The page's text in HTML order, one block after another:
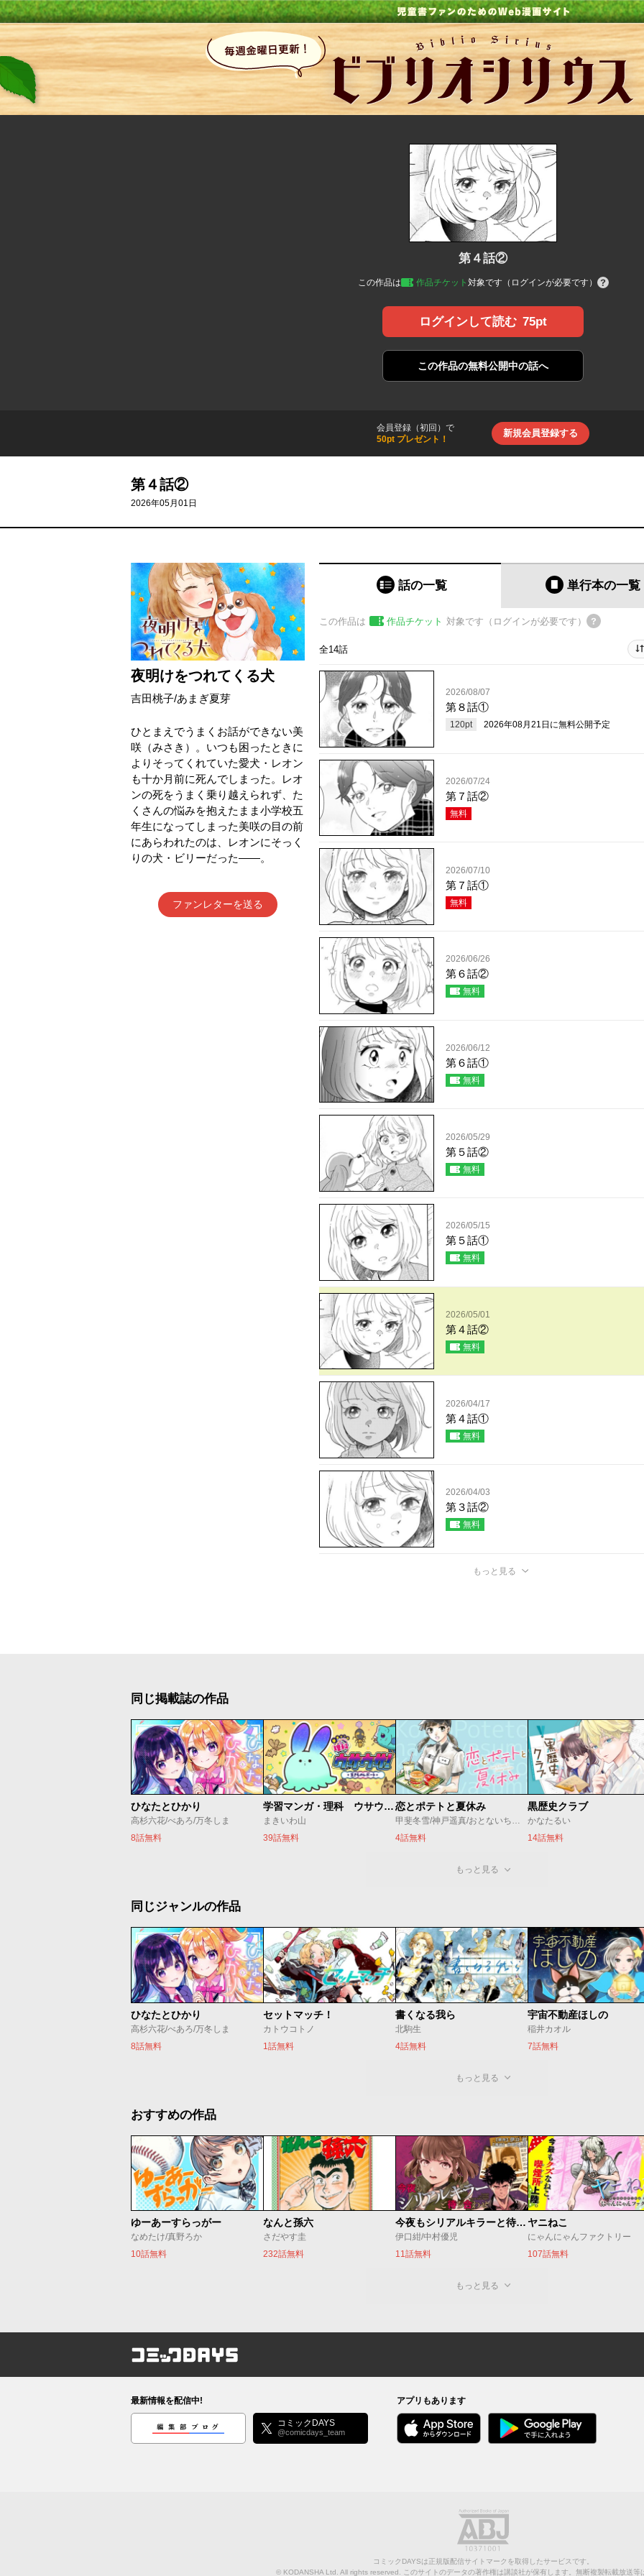
第４話②
この作品は 作品チケット 対象です（ログインが必要です）
ログインして読む 75pt
この作品の無料公開中の話へ
会員登録（初回）で
50pt プレゼント！
新規会員登録する
第４話②
2026年05月01日
夜明けをつれてくる犬
吉田桃子/あまぎ夏芽
ひとまえでうまくお話ができない美
咲（みさき）。いつも困ったときに
よりそってくれていた愛犬・レオン
も十か月前に死んでしまった。レオ
ンの死をうまく乗り越えられず、た
くさんの悩みを抱えたまま小学校五
年生になってしまった美咲の目の前
にあらわれたのは、レオンにそっく
りの犬・ビリーだった――。
ファンレターを送る
話の一覧 単行本の一覧
この作品は 作品チケット 対象です（ログインが必要です）
全14話
2026/08/07
第８話①
120pt 2026年08月21日 に無料公開予定
2026/07/24
第７話②
無料
2026/07/10
第７話①
無料
2026/06/26
第６話②
無料
2026/06/12
第６話①
無料
2026/05/29
第５話②
無料
2026/05/15
第５話①
無料
2026/05/01
第４話②
無料
2026/04/17
第４話①
無料
2026/04/03
第３話②
無料
もっと見る
同じ掲載誌の作品
ひなたとひかり
高杉六花/べあろ/万冬しま
8話無料
学習マンガ・理科 ウサウサ！
まきいわ山
39話無料
恋とポテトと夏休み
甲斐冬雪/神戸遥真/おとないちあき
4話無料
黒歴史クラブ
かなたるい
14話無料
もっと見る
同じジャンルの作品
ひなたとひかり
高杉六花/べあろ/万冬しま
8話無料
セットマッチ！
カトウコトノ
1話無料
書くなる我ら
北駒生
4話無料
宇宙不動産ほしの
稲井カオル
7話無料
もっと見る
おすすめの作品
ゆーあーすらっがー
なめたけ/真野ろか
10話無料
なんと孫六
さだやす圭
232話無料
今夜もシリアルキラーと待ち合わせ
伊口紺/中村優児
11話無料
ヤニねこ
にゃんにゃんファクトリー
107話無料
もっと見る
コミックDAYS
最新情報を配信中!
編集部ブログ コミックDAYS
@comicdays_team
アプリもあります
コミックDAYSは正規版配信サイトマークを取得したサービスです。
© KODANSHA Ltd. All rights reserved. このサイトのデータの著作権は講談社が保有します。無断複製転載放送等